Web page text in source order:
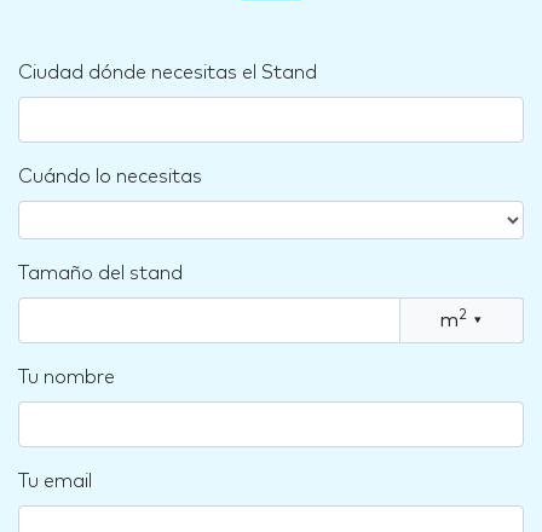
Ciudad dónde necesitas el Stand
Cuándo lo necesitas
Tamaño del stand
m2 ▾
Tu nombre
Tu email